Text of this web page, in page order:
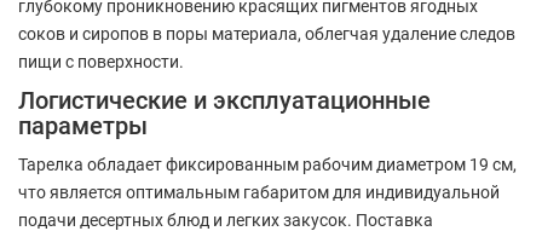
глубокому проникновению красящих пигментов ягодных
соков и сиропов в поры материала, облегчая удаление следов
пищи с поверхности.
Логистические и эксплуатационные
параметры
Тарелка обладает фиксированным рабочим диаметром 19 см,
что является оптимальным габаритом для индивидуальной
подачи десертных блюд и легких закусок. Поставка